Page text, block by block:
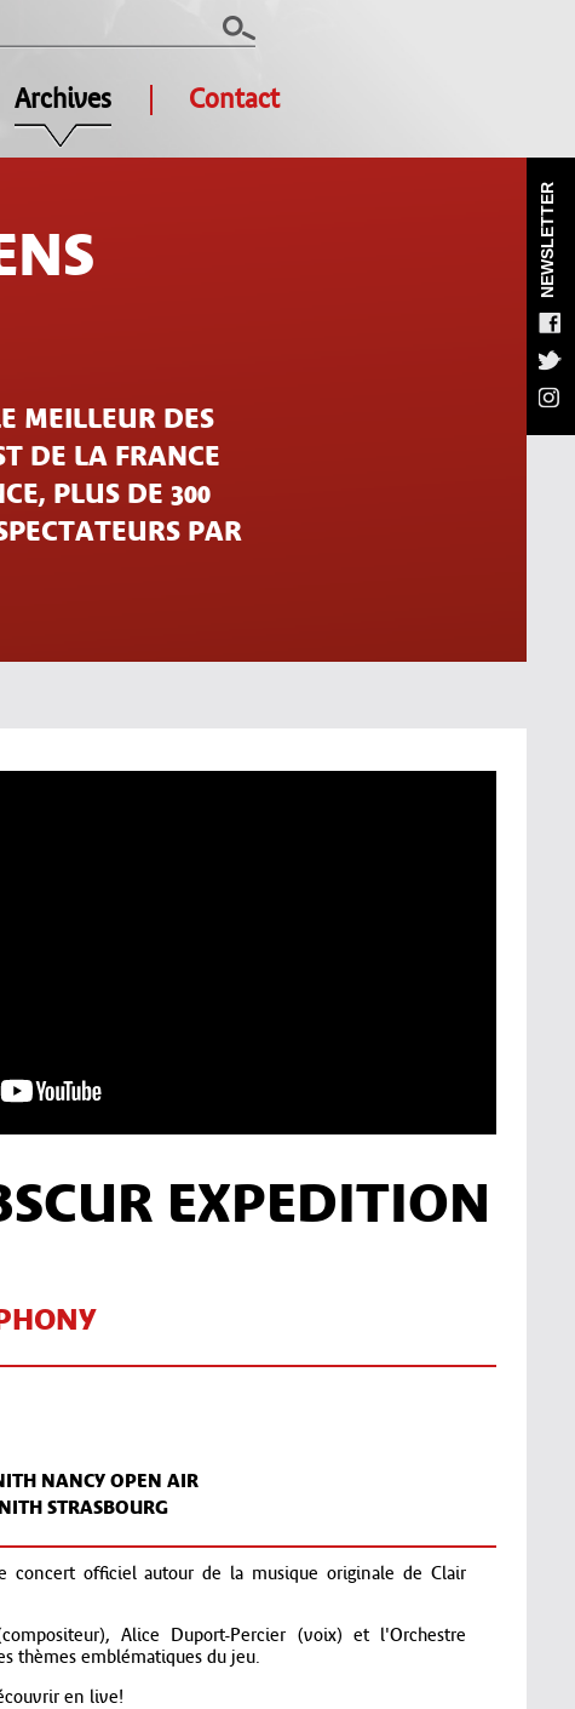
Archives Contact
MEILLEUR DES
DE LA FRANCE
PLUS DE 300
PAR
EXPEDITION
NANCY OPEN AIR
STRASBOURG
concert officiel autour de la musique originale de Clair
Alice Duport-Percier (voix) et l'Orchestre
thèmes emblématiques du jeu.
en live!
NEWSLETTER